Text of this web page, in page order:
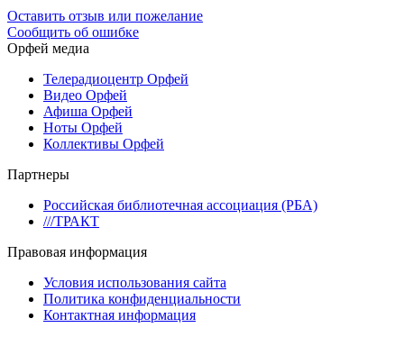
Оставить отзыв или пожелание
Сообщить об ошибке
Орфей медиа
Телерадиоцентр Орфей
Видео Орфей
Афиша Орфей
Ноты Орфей
Коллективы Орфей
Партнеры
Российская библиотечная ассоциация (РБА)
///ТРАКТ
Правовая информация
Условия использования сайта
Политика конфиденциальности
Контактная информация